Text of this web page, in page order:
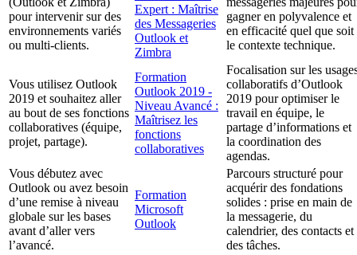
pour intervenir sur des
environnements variés
ou multi-clients.
Expert : Maîtrise
des Messageries
Outlook et
Zimbra
gagner en polyvalence et
en efficacité quel que soit
le contexte technique.
Vous utilisez Outlook
2019 et souhaitez aller
au bout de ses fonctions
collaboratives (équipe,
projet, partage).
Formation
Outlook 2019 -
Niveau Avancé :
Maîtrisez les
fonctions
collaboratives
Focalisation sur les
collaboratifs d’Outlook
2019 pour optimiser le
travail en équipe, le
partage d’informations et
la coordination des
agendas.
Vous débutez avec
Outlook ou avez besoin
d’une remise à niveau
globale sur les bases
avant d’aller vers
l’avancé.
Formation
Microsoft
Outlook
Parcours structuré pour
acquérir des fondations
solides : prise en main de
la messagerie, du
calendrier, des contacts et
des tâches.